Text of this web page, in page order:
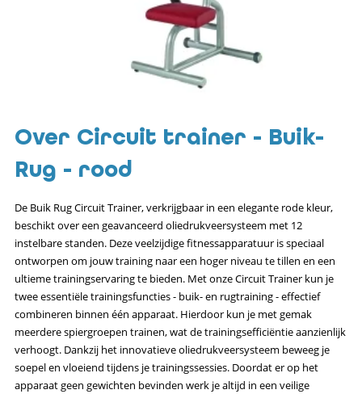
Over Circuit trainer - Buik-
Rug - rood
De Buik Rug Circuit Trainer, verkrijgbaar in een elegante rode kleur,
beschikt over een geavanceerd oliedrukveersysteem met 12
instelbare standen. Deze veelzijdige fitnessapparatuur is speciaal
ontworpen om jouw training naar een hoger niveau te tillen en een
ultieme trainingservaring te bieden. Met onze Circuit Trainer kun je
twee essentiële trainingsfuncties - buik- en rugtraining - effectief
combineren binnen één apparaat. Hierdoor kun je met gemak
meerdere spiergroepen trainen, wat de trainingsefficiëntie aanzienlijk
verhoogt. Dankzij het innovatieve oliedrukveersysteem beweeg je
soepel en vloeiend tijdens je trainingssessies. Doordat er op het
apparaat geen gewichten bevinden werk je altijd in een veilige